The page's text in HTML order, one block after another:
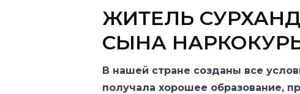
ЖИТЕЛЬ
СЫНА
В нашей стране созданы все
получала хорошее образование,